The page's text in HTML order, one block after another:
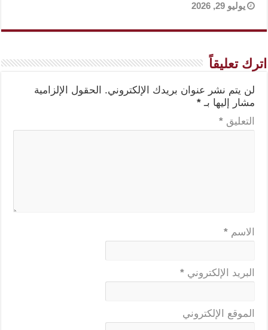
يوليو 29, 2026
اترك تعليقاً
لن يتم نشر عنوان بريدك الإلكتروني.
الحقول الإلزامية
مشار إليها بـ *
التعليق *
الاسم *
البريد الإلكتروني *
الموقع الإلكتروني